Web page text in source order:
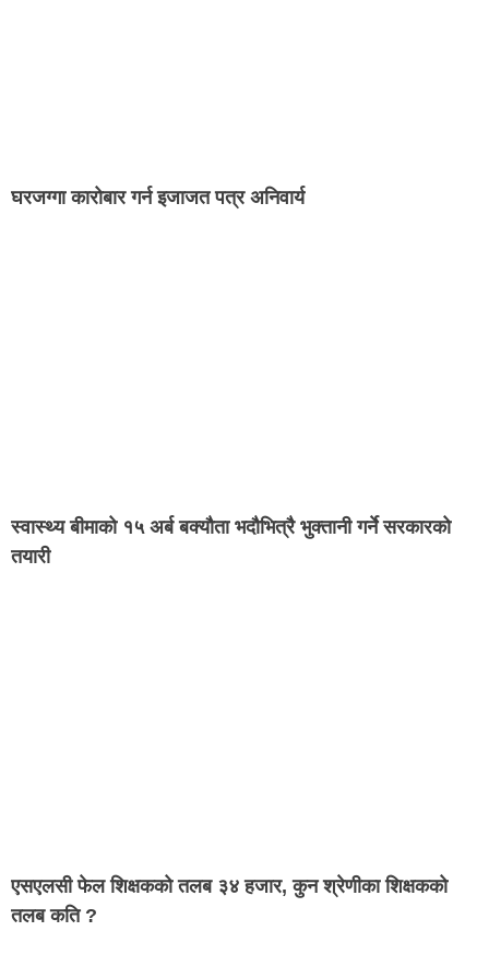
घरजग्गा कारोबार गर्न इजाजत पत्र अनिवार्य
स्वास्थ्य बीमाको १५ अर्ब बक्यौता भदौभित्रै भुक्तानी गर्ने सरकारको
तयारी
एसएलसी फेल शिक्षकको तलब ३४ हजार, कुन श्रेणीका शिक्षकको
तलब कति ?